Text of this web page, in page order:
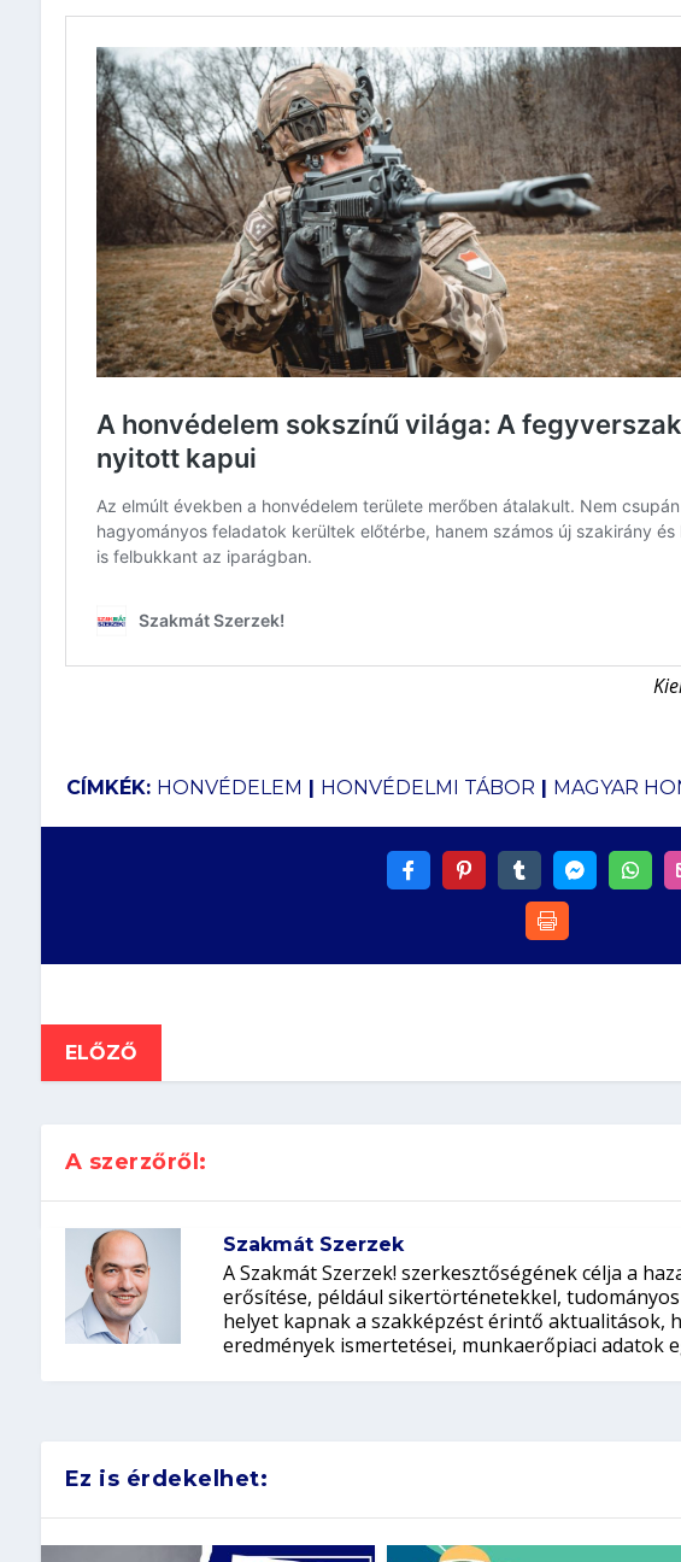
CÍMKÉK: HONVÉDELEM | HONVÉDELMI TÁBOR | MAGYAR
ELŐZŐ
A szerzőről:
Szakmát Szerzek
A Szakmát Szerzek! szerkesztőségének célja a
erősítése, például sikertörténetekkel,
helyet kapnak a szakképzést érintő aktualitások,
eredmények ismertetései, munkaerőpiaci adatok
Ez is érdekelhet: